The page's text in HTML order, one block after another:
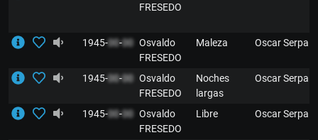
FRESEDO
1945-00-00 Osvaldo
FRESEDO
Maleza Oscar Serpa
1945-00-00 Osvaldo
FRESEDO
Noches
largas
Oscar Serpa
1945-00-00 Osvaldo
FRESEDO
Libre Oscar Serpa